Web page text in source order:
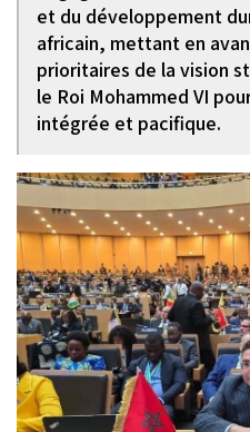
et du développement
africain, mettant en
prioritaires de la vision
le Roi Mohammed VI
intégrée et pacifique.